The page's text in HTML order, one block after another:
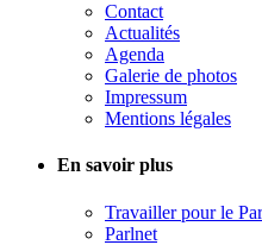
Contact
Actualités
Agenda
Galerie de photos
Impressum
Mentions légales
En savoir plus
Travailler pour le
Parlnet